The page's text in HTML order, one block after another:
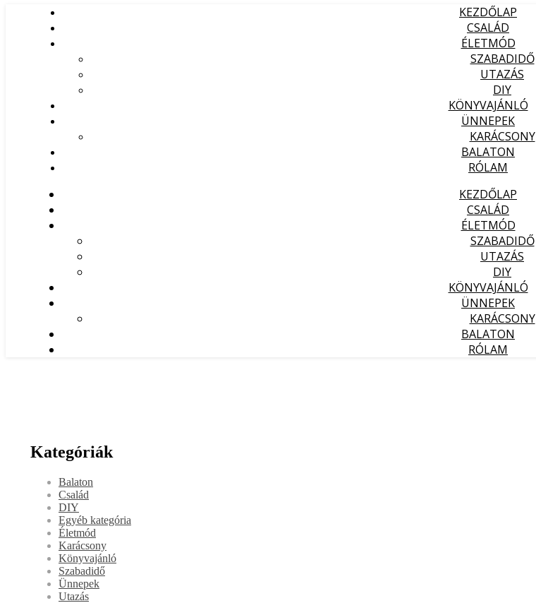
KEZDŐLAP
CSALÁD
ÉLETMÓD
SZABADIDŐ
UTAZÁS
DIY
KÖNYVAJÁNLÓ
ÜNNEPEK
KARÁCSONY
BALATON
RÓLAM
KEZDŐLAP
CSALÁD
ÉLETMÓD
SZABADIDŐ
UTAZÁS
DIY
KÖNYVAJÁNLÓ
ÜNNEPEK
KARÁCSONY
BALATON
RÓLAM
Kategóriák
Balaton
Család
DIY
Egyéb kategória
Életmód
Karácsony
Könyvajánló
Szabadidő
Ünnepek
Utazás